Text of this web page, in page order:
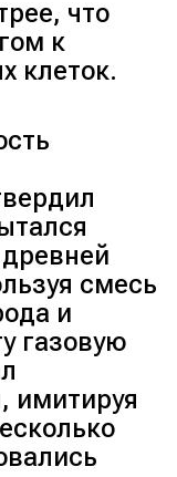
что
к
клеток.
смесь
и
газовую
имитируя